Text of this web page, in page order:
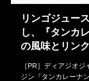
リンゴジュー
し、『タンカ
の風味とリン
［PR］ディアジオ
ジン『タンカレーナ